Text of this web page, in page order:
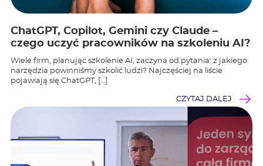
ChatGPT, Copilot, Gemini czy Claude –
czego uczyć pracowników na szkoleniu AI?
Wiele firm, planując szkolenie AI, zaczyna od pytania: z jakiego
narzędzia powinniśmy szkolić ludzi? Najczęściej na liście
pojawiają się ChatGPT, […]
CZYTAJ DALEJ